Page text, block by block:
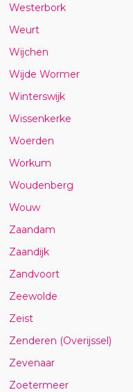
Westerbork
Weurt
Wijchen
Wijde Wormer
Winterswijk
Wissenkerke
Woerden
Workum
Woudenberg
Wouw
Zaandam
Zaandijk
Zandvoort
Zeewolde
Zeist
Zenderen (Overijssel)
Zevenaar
Zoetermeer